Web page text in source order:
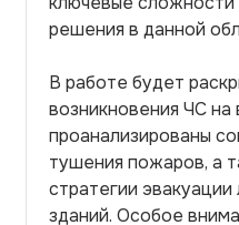
решения в данной
В работе будет
возникновения ЧС на
проанализированы
тушения пожаров, а
стратегии
зданий. Особое